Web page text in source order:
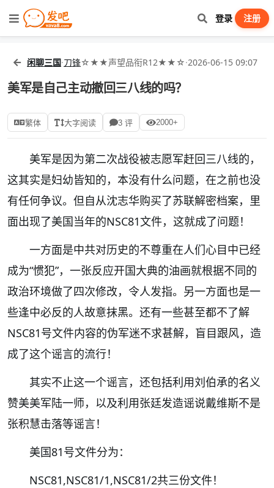
登录 注册
闲聊三国·刀锋☆★★声望品衔R12★★☆·2026-06-15 09:07
美军是自己主动撤回三八线的吗？
繁体 大字阅读 3 评 2000+
美军是因为第二次战役被志愿军赶回三八线的，
这其实是妇幼皆知的，本没有什么问题，在之前也没
有任何争议。但自从沈志华购买了苏联解密档案，里
面出现了美国当年的NSC81文件，这就成了问题！
一方面是中共对历史的不尊重在人们心目中已经
成为“惯犯”，一张反应开国大典的油画就根据不同的
政治环境做了四次修改，令人发指。另一方面也是一
些逢中必反的人故意抹黑。还有一些甚至都不了解
NSC81号文件内容的伪军迷不求甚解，盲目跟风，造
成了这个谣言的流行！
其实不止这一个谣言，还包括利用刘伯承的名义
赞美美军陆一师，以及利用张廷发造谣说戴维斯不是
张积慧击落等谣言！
美国81号文件分为：
NSC81,NSC81/1,NSC81/2共三份文件！